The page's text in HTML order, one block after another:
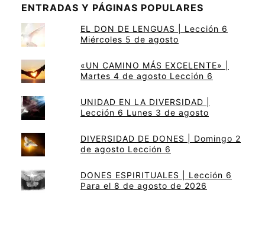
ENTRADAS Y PÁGINAS POPULARES
EL DON DE LENGUAS | Lección 6
Miércoles 5 de agosto
«UN CAMINO MÁS EXCELENTE» |
Martes 4 de agosto Lección 6
UNIDAD EN LA DIVERSIDAD |
Lección 6 Lunes 3 de agosto
DIVERSIDAD DE DONES | Domingo 2
de agosto Lección 6
DONES ESPIRITUALES | Lección 6
Para el 8 de agosto de 2026